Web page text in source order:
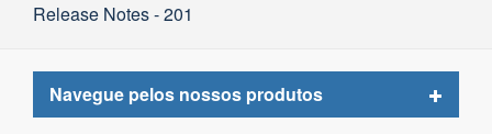
Release Notes - 201
Navegue pelos nossos produtos
Toggle